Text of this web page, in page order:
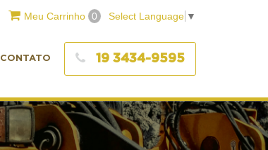
Meu Carrinho 0 Select Language ▼
CONTATO 19 3434-9595